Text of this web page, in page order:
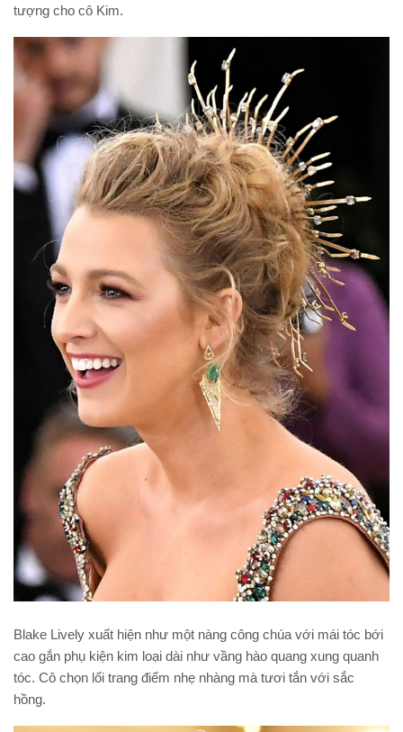
tượng cho cô Kim.
Blake Lively xuất hiện như một nàng công chúa với mái tóc bới
cao gắn phụ kiện kim loại dài như vầng hào quang xung quanh
tóc. Cô chọn lối trang điểm nhẹ nhàng mà tươi tắn với sắc
hồng.